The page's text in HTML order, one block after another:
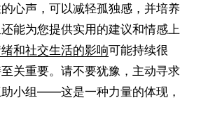
心声，可以减轻孤独感，并培养
能为您提供实用的建议和情感上
和社交生活的影响可能持续很
关重要。请不要犹豫，主动寻求
小组——这是一种力量的体现，